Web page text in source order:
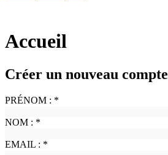
Accueil
Créer un nouveau compte
PRÉNOM : *
NOM : *
EMAIL : *